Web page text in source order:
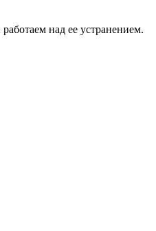
над ее устранением.